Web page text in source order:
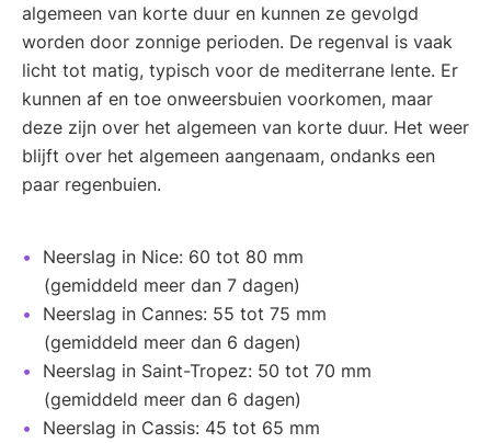
algemeen van korte duur en kunnen ze gevolgd
worden door zonnige perioden. De regenval is vaak
licht tot matig, typisch voor de mediterrane lente. Er
kunnen af en toe onweersbuien voorkomen, maar
deze zijn over het algemeen van korte duur. Het weer
blijft over het algemeen aangenaam, ondanks een
paar regenbuien.
Neerslag in Nice: 60 tot 80 mm
(gemiddeld meer dan 7 dagen)
Neerslag in Cannes: 55 tot 75 mm
(gemiddeld meer dan 6 dagen)
Neerslag in Saint-Tropez: 50 tot 70 mm
(gemiddeld meer dan 6 dagen)
Neerslag in Cassis: 45 tot 65 mm